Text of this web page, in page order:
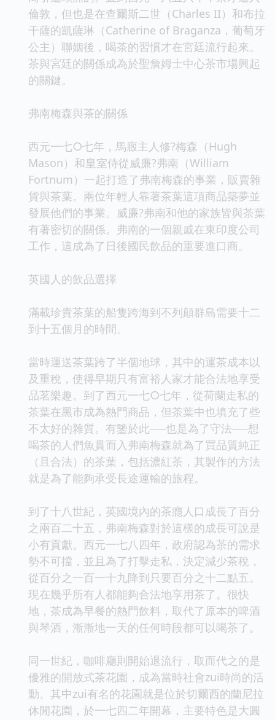
倫敦，但也是在查爾斯二世（Charles II）和布拉
干薩的凱薩琳（Catherine of Braganza，葡萄牙
公主）聯姻後，喝茶的習慣才在宮廷流行起來。
茶與宮廷的關係成為於聖詹姆士中心茶市場興起
的關鍵。
弗南梅森與茶的關係
西元一七○七年，馬廄主人修?梅森（Hugh
Mason）和皇室侍從威廉?弗南（William
Fortnum）一起打造了弗南梅森的事業，販賣雜
貨與茶葉。兩位年輕人靠著茶葉這項商品築夢並
發展他們的事業。威廉?弗南和他的家族皆與茶葉
有著密切的關係。弗南的一個親戚在東印度公司
工作，這成為了日後國民飲品的重要進口商。
英國人的飲品選擇
滿載珍貴茶葉的船隻跨海到不列顛群島需要十二
到十五個月的時間。
當時運送茶葉跨了半個地球，其中的運茶成本以
及重稅，使得早期只有富裕人家才能合法地享受
品茗樂趣。到了西元一七○七年，從荷蘭走私的
茶葉在黑市成為熱門商品，但茶葉中也填充了些
不太好的雜質。有鑒於此──也是為了守法──想
喝茶的人們魚貫而入弗南梅森就為了買品質純正
（且合法）的茶葉，包括濃紅茶，其製作的方法
就是為了能夠承受長途運輸的旅程。
到了十八世紀，英國境內的茶癮人口成長了百分
之兩百二十五，弗南梅森對於這樣的成長可說是
小有貢獻。西元一七八四年，政府認為茶的需求
勢不可擋，並且為了打擊走私，決定減少茶稅，
從百分之一百一十九降到只要百分之十二點五。
現在幾乎所有人都能夠合法地享用茶了。很快
地，茶成為早餐的熱門飲料，取代了原本的啤酒
與琴酒，漸漸地一天的任何時段都可以喝茶了。
同一世紀，咖啡廳則開始退流行，取而代之的是
優雅的開放式茶花園，成為當時社會zui時尚的活
動。其中zui有名的花園就是位於切爾西的蘭尼拉
休閒花園，於一七四二年開幕，主要特色是大圓